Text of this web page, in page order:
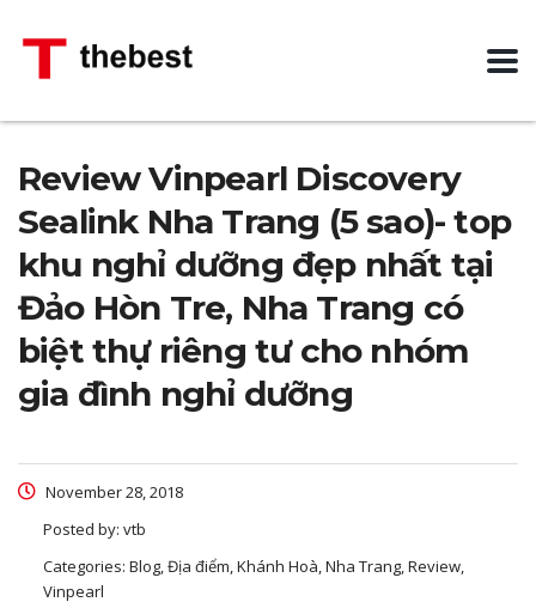
Review Vinpearl Discovery
Sealink Nha Trang (5 sao)- top
khu nghỉ dưỡng đẹp nhất tại
Đảo Hòn Tre, Nha Trang có
biệt thự riêng tư cho nhóm
gia đình nghỉ dưỡng
November 28, 2018
Posted by: vtb
Categories: Blog, Địa điểm, Khánh Hoà, Nha Trang, Review,
Vinpearl